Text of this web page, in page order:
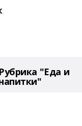
Рубрика "Еда и